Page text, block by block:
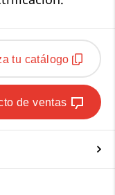
tu catálogo
de ventas